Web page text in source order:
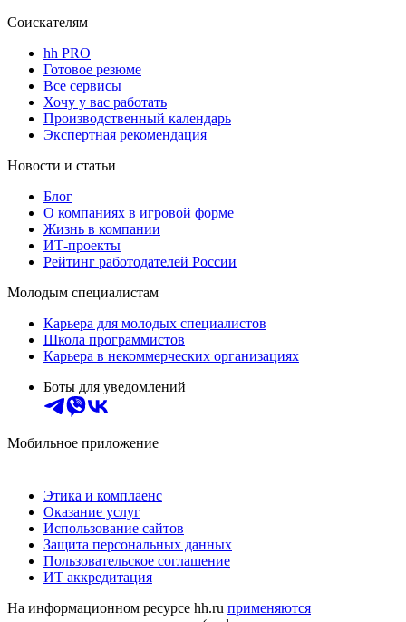
Соискателям
hh PRO
Готовое резюме
Все сервисы
Хочу у вас работать
Производственный календарь
Экспертная рекомендация
Новости и статьи
Блог
О компаниях в игровой форме
Жизнь в компании
ИТ-проекты
Рейтинг работодателей России
Молодым специалистам
Карьера для молодых специалистов
Школа программистов
Карьера в некоммерческих организациях
Боты для уведомлений
Мобильное приложение
Этика и комплаенс
Оказание услуг
Использование сайтов
Защита персональных данных
Пользовательское соглашение
ИТ аккредитация
На информационном ресурсе hh.ru применяются